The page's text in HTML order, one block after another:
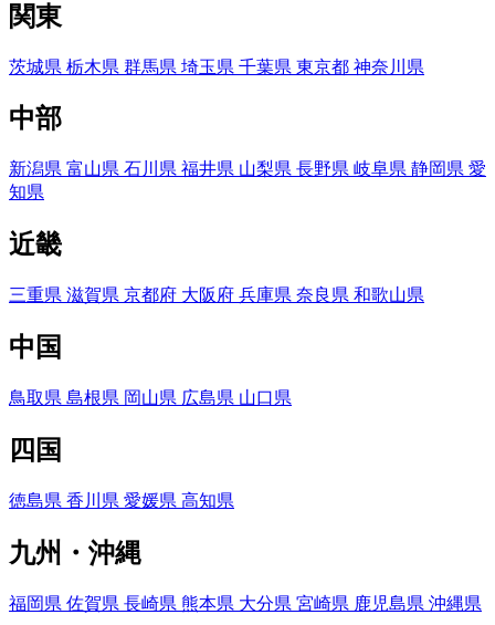
関東
茨城県 栃木県 群馬県 埼玉県 千葉県 東京都 神奈川県
中部
新潟県 富山県 石川県 福井県 山梨県 長野県 岐阜県 静岡県 愛
知県
近畿
三重県 滋賀県 京都府 大阪府 兵庫県 奈良県 和歌山県
中国
鳥取県 島根県 岡山県 広島県 山口県
四国
徳島県 香川県 愛媛県 高知県
九州・沖縄
福岡県 佐賀県 長崎県 熊本県 大分県 宮崎県 鹿児島県 沖縄県